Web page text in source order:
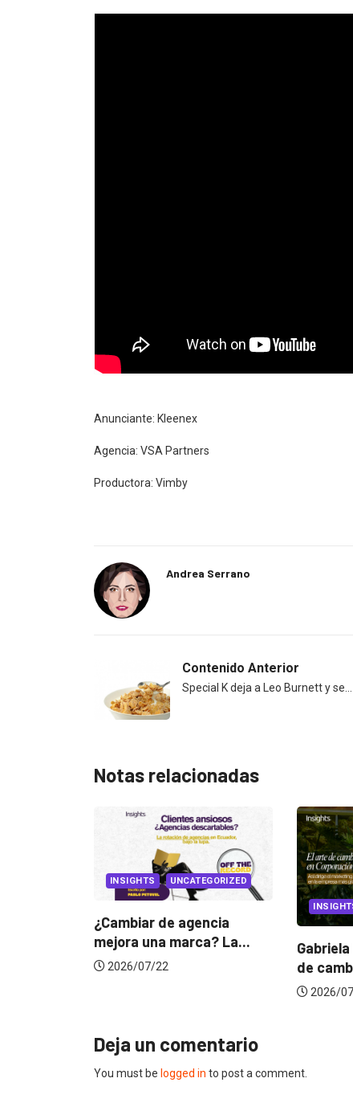
Anunciante: Kleenex
Agencia: VSA Partners
Productora: Vimby
Andrea Serrano
Contenido Anterior
Special K deja a Leo Burnett y se…
Notas relacionadas
marca? La...
Gabriela Herrera y el arte
de cambiarse...
Deja un comentario
You must be logged in to post a comment.